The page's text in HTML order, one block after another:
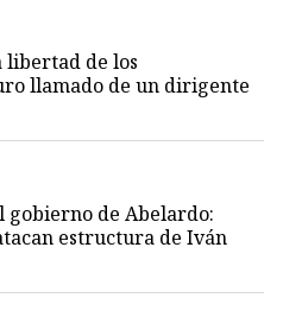
libertad de los
llamado de un dirigente
gobierno de Abelardo:
estructura de Iván